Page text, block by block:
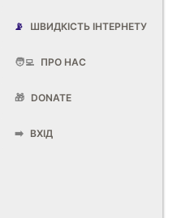
📡 ШВИДКІСТЬ ІНТЕРНЕТУ
🧑‍💻 ПРО НАС
🎁 DONATE
➡️ ВХІД